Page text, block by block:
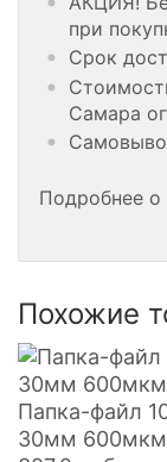
при
Срок
Самара
Подробнее о
Похожие
Папка-файл
30мм 600мкм